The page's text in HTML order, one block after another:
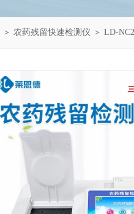
＞ 农药残留快速检测仪 ＞ LD-